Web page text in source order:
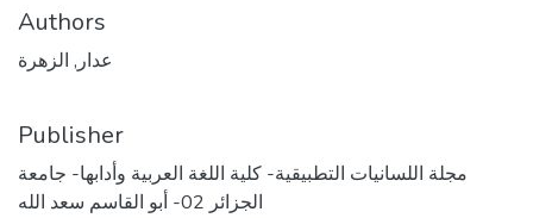
Authors
عدار, الزهرة
Publisher
مجلة اللسانيات التطبيقية- كلية اللغة العربية وأدابها- جامعة
الجزائر 02- أبو القاسم سعد الله